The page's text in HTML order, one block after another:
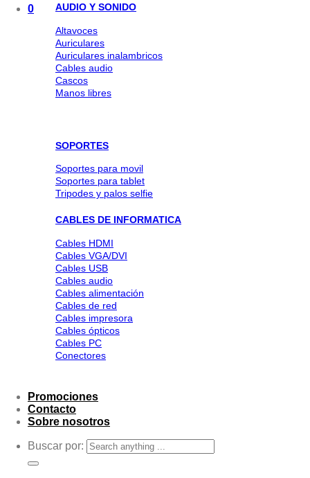
0 AUDIO Y SONIDO
Altavoces
Auriculares
Auriculares inalambricos
Cables audio
Cascos
Manos libres
SOPORTES
Soportes para movil
Soportes para tablet
Tripodes y palos selfie
CABLES DE INFORMATICA
Cables HDMI
Cables VGA/DVI
Cables USB
Cables audio
Cables alimentación
Cables de red
Cables impresora
Cables ópticos
Cables PC
Conectores
Promociones
Contacto
Sobre nosotros
Buscar por: